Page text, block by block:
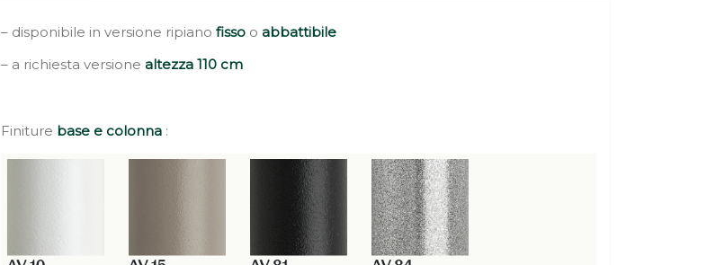
– disponibile in versione ripianofisso o abbattibile
– a richiesta versione altezza 110 cm
Finiture base e colonna :